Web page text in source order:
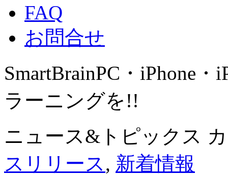
FAQ
お問合せ
SmartBrainPC・iPhone・
ラーニングを!!
ニュース&トピックス
スリリース, 新着情報